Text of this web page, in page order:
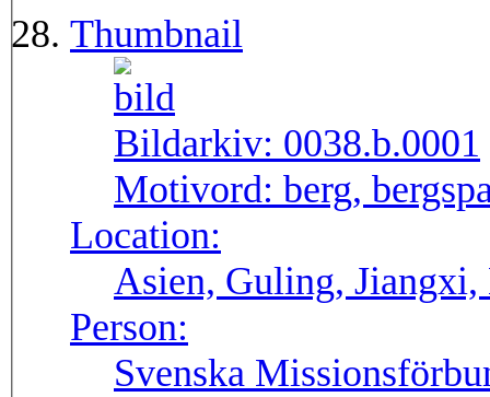
Thumbnail
Bildarkiv: 0038.b.0001
Motivord: berg,
Location:
Asien, Guling,
Person:
Svenska